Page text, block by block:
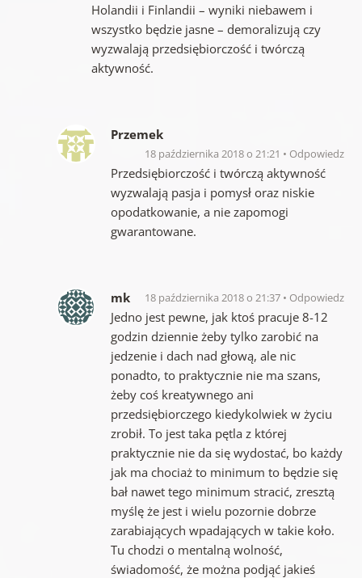
Holandii i Finlandii – wyniki niebawem i
wszystko będzie jasne – demoralizują czy
wyzwalają przedsiębiorczość i twórczą
aktywność.
Przemek
18 października 2018 o 21:21 Odpowiedz
Przedsiębiorczość i twórczą aktywność
wyzwalają pasja i pomysł oraz niskie
opodatkowanie, a nie zapomogi
gwarantowane.
mk 18 października 2018 o 21:37 Odpowiedz
Jedno jest pewne, jak ktoś pracuje 8-12
godzin dziennie żeby tylko zarobić na
jedzenie i dach nad głową, ale nic
ponadto, to praktycznie nie ma szans,
żeby coś kreatywnego ani
przedsiębiorczego kiedykolwiek w życiu
zrobił. To jest taka pętla z której
praktycznie nie da się wydostać, bo każdy
jak ma chociaż to minimum to będzie się
bał nawet tego minimum stracić, zresztą
myślę że jest i wielu pozornie dobrze
zarabiających wpadających w takie koło.
Tu chodzi o mentalną wolność,
świadomość, że można podjąć jakieś